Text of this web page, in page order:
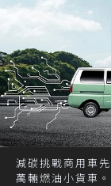
減碳挑戰商用車
萬輛燃油小貨車